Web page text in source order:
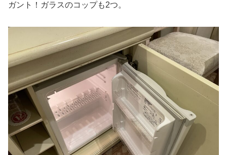
ガント！ガラスのコップも2つ。